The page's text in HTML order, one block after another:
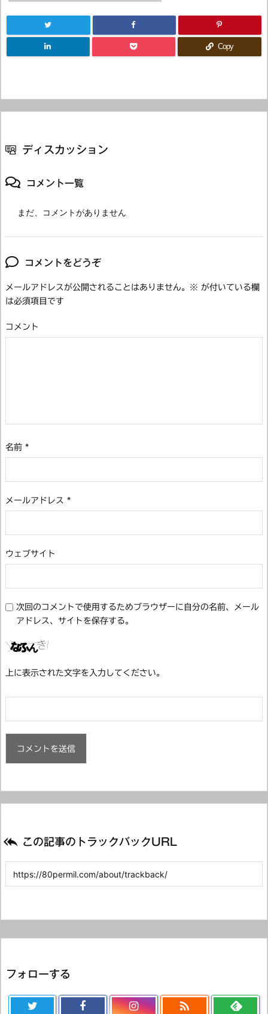
Copy
ディスカッション
コメント一覧
まだ、コメントがありません
コメントをどうぞ
メールアドレスが公開されることはありません。 ※ が付いている欄
は必須項目です
コメント
名前 *
メールアドレス *
ウェブサイト
次回のコメントで使用するためブラウザーに自分の名前、メール
アドレス、サイトを保存する。
上に表示された文字を入力してください。
 この記事のトラックバックURL
フォローする
